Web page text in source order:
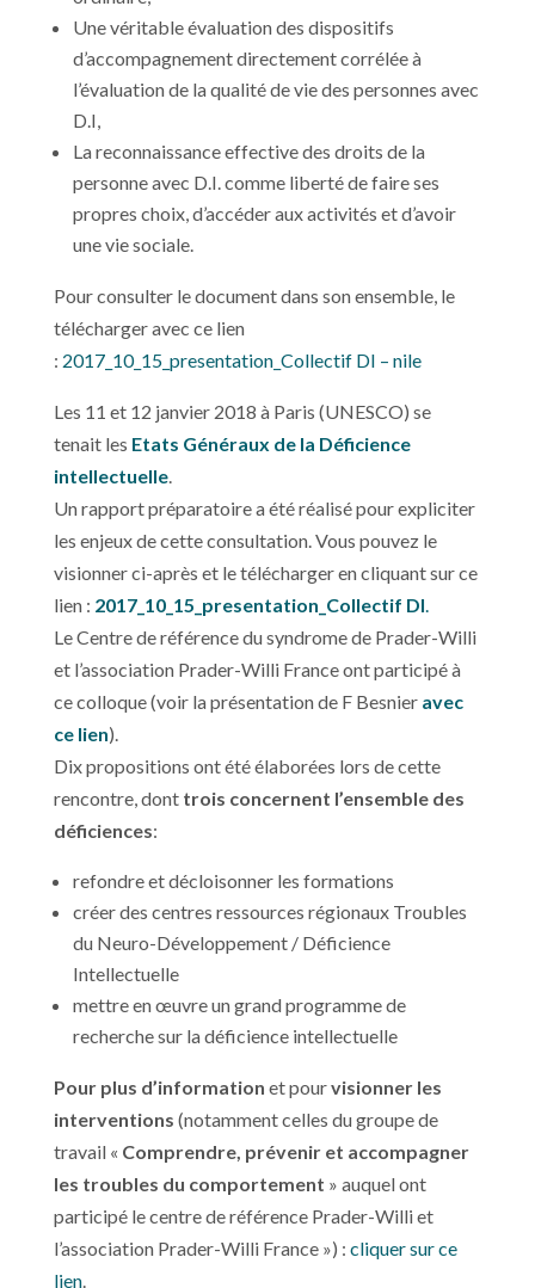
Une véritable évaluation des dispositifs
d’accompagnement directement corrélée à
l’évaluation de la qualité de vie des personnes avec
D.I,
La reconnaissance effective des droits de la
personne avec D.I. comme liberté de faire ses
propres choix, d’accéder aux activités et d’avoir
une vie sociale.
Pour consulter le document dans son ensemble, le
télécharger avec ce lien
: 2017_10_15_presentation_Collectif DI – nile
Les 11 et 12 janvier 2018 à Paris (UNESCO) se
tenait les Etats Généraux de la Déficience
intellectuelle.
Un rapport préparatoire a été réalisé pour expliciter
les enjeux de cette consultation. Vous pouvez le
visionner ci-après et le télécharger en cliquant sur ce
lien : 2017_10_15_presentation_Collectif DI.
Le Centre de référence du syndrome de Prader-Willi
et l’association Prader-Willi France ont participé à
ce colloque (voir la présentation de F Besnier avec
ce lien).
Dix propositions ont été élaborées lors de cette
rencontre, dont trois concernent l’ensemble des
déficiences:
refondre et décloisonner les formations
créer des centres ressources régionaux Troubles
du Neuro-Développement / Déficience
Intellectuelle
mettre en œuvre un grand programme de
recherche sur la déficience intellectuelle
Pour plus d’information et pourvisionner les
interventions (notamment celles du groupe de
travail « Comprendre, prévenir et accompagner
les troubles du comportement » auquel ont
participé le centre de référence Prader-Willi et
l’association Prader-Willi France ») : cliquer sur ce
lien.